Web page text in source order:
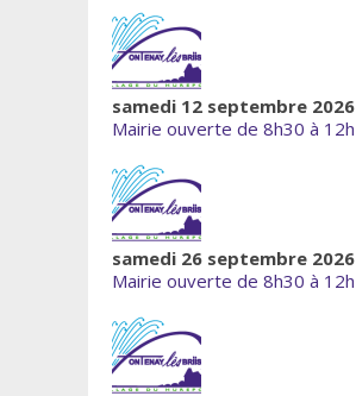
samedi 12 septembre 2026
Mairie ouverte de 8h30 à 12h
samedi 26 septembre 2026
Mairie ouverte de 8h30 à 12h